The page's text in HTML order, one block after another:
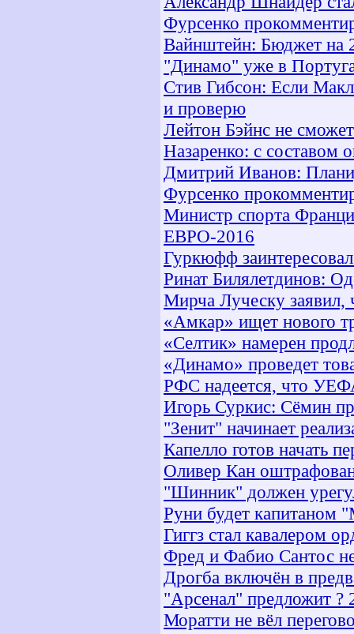
Фурсенко
Вайнштейн: Бюджет на
"Динамо" уже в
Стив Гибсон: Если
и проверю
Лейтон Бэйнс не
Назаренко: с составом
Дмитрий Иванов:
Фурсенко
Министр спорта
ЕВРО-2016
Гуркюфф
Ринат Билялетдинов:
Мирча Луческу заявил,
«Амкар» ищет нового
«Селтик» намерен
«Динамо» проведет
РФС надеется, что
Игорь Суркис: Сёмин
"Зенит" начинает
Капелло готов начать
Оливер Кан
"Шинник" должен
Руни будет
Гиггз стал кавалером
Фред и Фабио Сантос
Дрогба включён в
"Арсенал" предложит ?
Моратти не вёл